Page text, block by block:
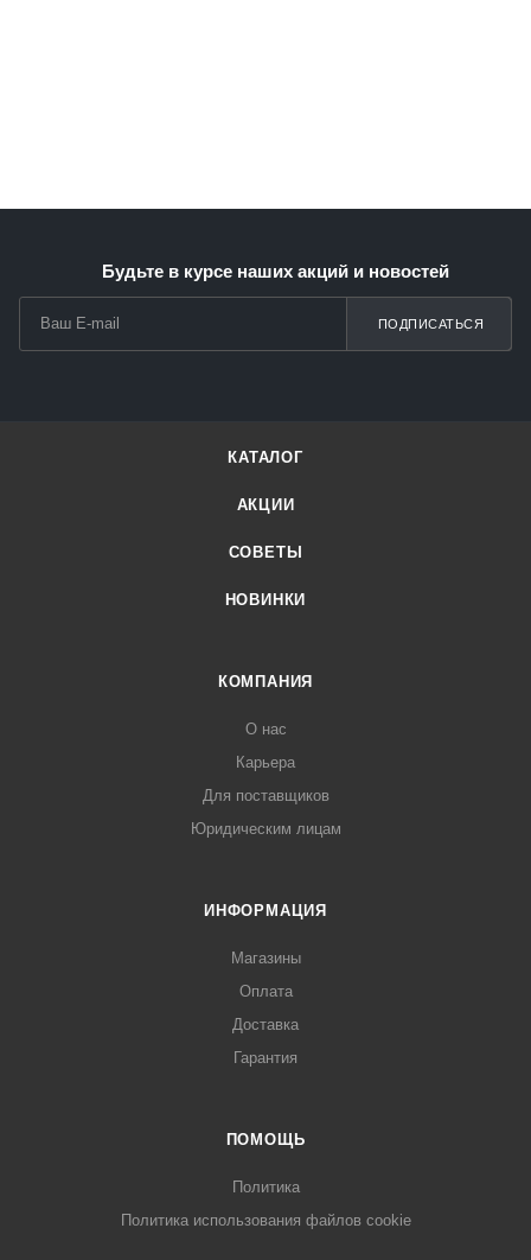
Будьте в курсе наших акций и новостей
ПОДПИСАТЬСЯ
КАТАЛОГ
АКЦИИ
СОВЕТЫ
НОВИНКИ
КОМПАНИЯ
О нас
Карьера
Для поставщиков
Юридическим лицам
ИНФОРМАЦИЯ
Магазины
Оплата
Доставка
Гарантия
ПОМОЩЬ
Политика
Политика использования файлов cookie